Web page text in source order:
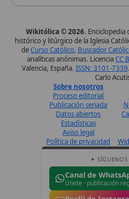
✦ SÍGUENOS EN
Canal de WhatsApp
Únete · publicación regular
Perfil de Instagram
Síguenos · @wikitolica